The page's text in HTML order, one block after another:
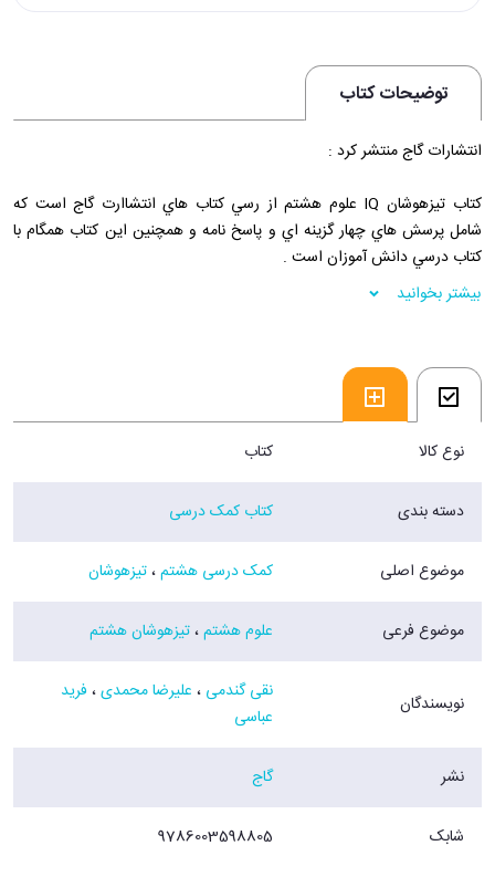
توضیحات کتاب
انتشارات گاج منتشر کرد :
کتاب تيزهوشان IQ علوم هشتم از رسي کتاب هاي انتشاارت گاج است که
شامل پرسش هاي چهار گزينه اي و پاسخ نامه و همچنين اين کتاب همگام با
کتاب درسي دانش آموزان است .
فروشگکاه اينترنتي 30بوک
بیشتر بخوانید
نوع کالا کتاب
دسته بندی کتاب کمک درسی
موضوع اصلی کمک درسی هشتم،تیزهوشان
موضوع فرعی علوم هشتم،تیزهوشان هشتم
نویسندگان نقی گندمی ، علیرضا محمدی، فرید
عباسی
نشر گاج
شابک 9786003598805